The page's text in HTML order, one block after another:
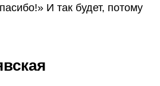
И так будет, потому